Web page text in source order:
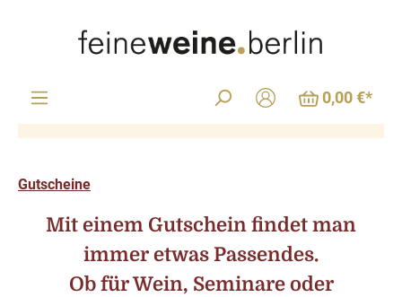
0,00 €*
Gutscheine
Mit einem Gutschein findet man
immer etwas Passendes.
Ob für Wein, Seminare oder